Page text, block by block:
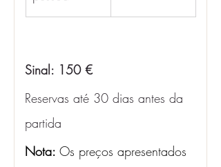
Sinal: 150 €
Reservas até 30 dias antes da
partida
Nota: Os preços apresentados